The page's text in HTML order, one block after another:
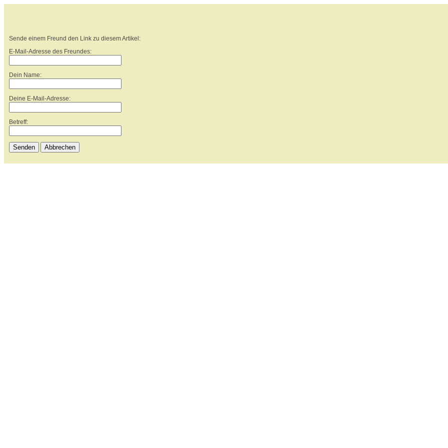
Sende einem Freund den Link zu diesem Artikel:
E-Mail-Adresse des Freundes:
Dein Name:
Deine E-Mail-Adresse:
Betreff:
Senden Abbrechen